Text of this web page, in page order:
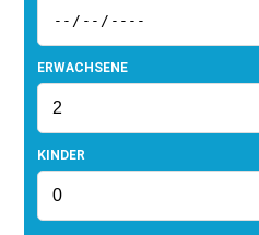
ERWACHSENE
KINDER